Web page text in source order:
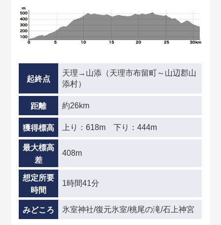
起終点
天理→山添（天理市布留町～山辺郡山
添村）
距離 約26km
獲得標高 上り：618m 下り：444m
最大標高
差
408m
想定所要
時間
1時間41分
みどころ 氷室神社/復元氷室/桃尾の滝/石上神宮